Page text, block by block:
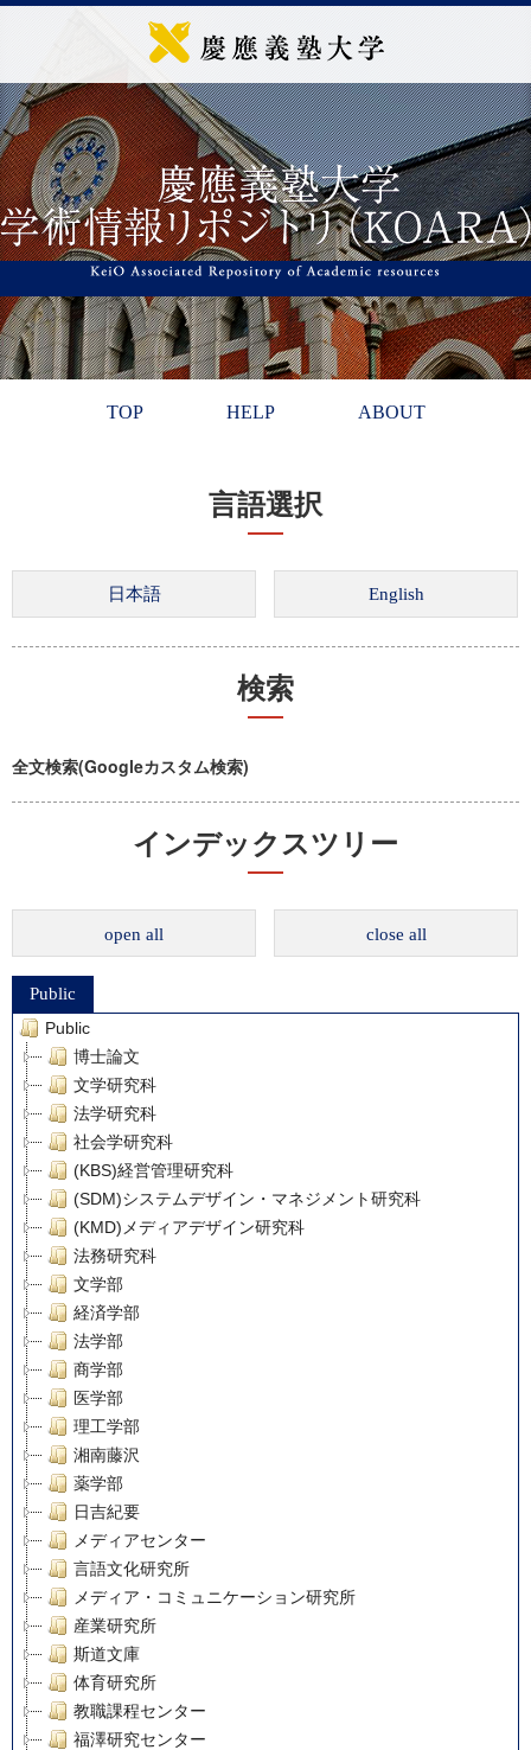
TOP HELP ABOUT
言語選択
検索
全文検索(Googleカスタム検索)
インデックスツリー
open all close all
Public
Public
博士論文
文学研究科
法学研究科
社会学研究科
(KBS)経営管理研究科
(SDM)システムデザイン・マネジメント研究科
(KMD)メディアデザイン研究科
法務研究科
文学部
経済学部
法学部
商学部
医学部
理工学部
湘南藤沢
薬学部
日吉紀要
メディアセンター
言語文化研究所
メディア・コミュニケーション研究所
産業研究所
斯道文庫
体育研究所
教職課程センター
福澤研究センター